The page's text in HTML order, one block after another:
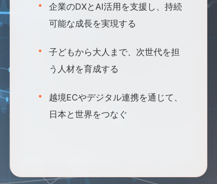
企業のDXとAI活用を支援し、持続
可能な成長を実現する
子どもから大人まで、次世代を担
う人材を育成する
越境ECやデジタル連携を通じて、
日本と世界をつなぐ